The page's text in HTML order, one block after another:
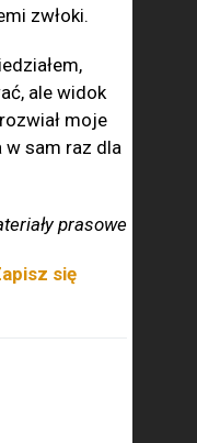
zwłoki.
ale widok
moje
w sam raz dla
prasowe
się